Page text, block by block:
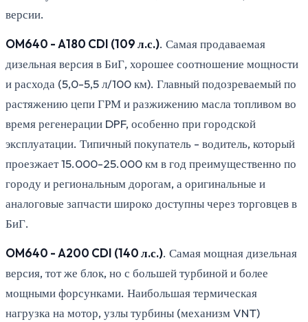
версии.
OM640 - A180 CDI (109 л.с.). Самая продаваемая
дизельная версия в БиГ, хорошее соотношение мощности
и расхода (5,0-5,5 л/100 км). Главный подозреваемый по
растяжению цепи ГРМ и разжижению масла топливом во
время регенерации DPF, особенно при городской
эксплуатации. Типичный покупатель - водитель, который
проезжает 15.000-25.000 км в год преимущественно по
городу и региональным дорогам, а оригинальные и
аналоговые запчасти широко доступны через торговцев в
БиГ.
OM640 - A200 CDI (140 л.с.). Самая мощная дизельная
версия, тот же блок, но с большей турбиной и более
мощными форсунками. Наибольшая термическая
нагрузка на мотор, узлы турбины (механизм VNT)